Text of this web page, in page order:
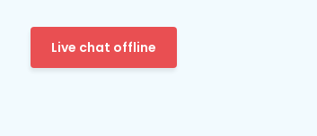
Live chat offline